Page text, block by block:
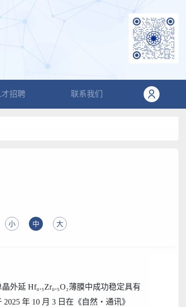
才招聘 联系我们
小 中 大
晶外延 Hf₀.₅Zr₀.₅O₂薄膜中成功稳定具有
2025 年 10 月 3 日在《自然 ・ 通讯》